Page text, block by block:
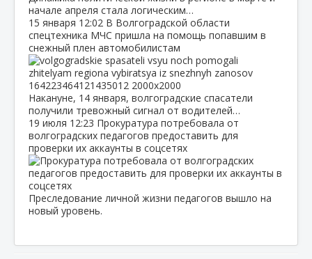
начале апреля стала логическим…
15 января 12:02 В Волгоградской области
спецтехника МЧС пришла на помощь попавшим в
снежный плен автомобилистам
Накануне, 14 января, волгоградские спасатели
получили тревожный сигнал от водителей…
19 июля 12:23 Прокуратура потребовала от
волгоградских педагогов предоставить для
проверки их аккаунты в соцсетях
Преследование личной жизни педагогов вышло на
новый уровень.